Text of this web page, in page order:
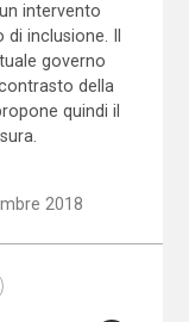
intervento
inclusione. Il
governo
della
quindi il
2018